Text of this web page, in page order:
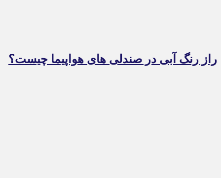
راز رنگ آبی در صندلی های هواپیما چیست؟